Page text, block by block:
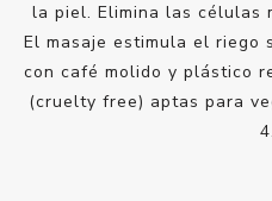
la piel. Elimina las células
El masaje estimula el riego
con café molido y plástico
(cruelty free) aptas para
4.